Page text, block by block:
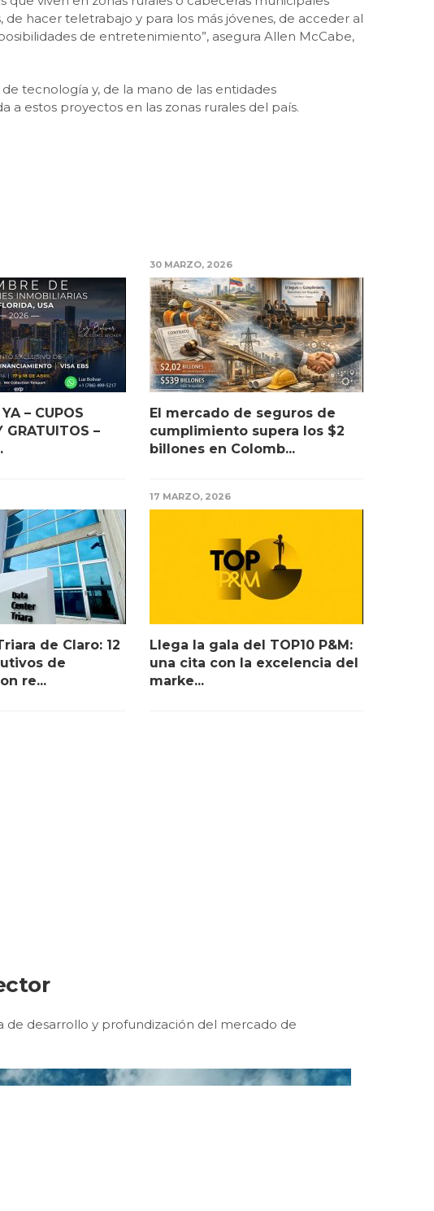
hacer teletrabajo y para los más jóvenes, de acceder al
de entretenimiento”, asegura Allen McCabe,
tecnología y, de la mano de las entidades
a estos proyectos en las zonas rurales del país.
– CUPOS
GRATUITOS –
30 MARZO, 2026
El mercado de seguros de
cumplimiento supera los $2
billones en Colomb...
de Claro: 12
de
re...
17 MARZO, 2026
Llega la gala del TOP10 P&M:
una cita con la excelencia del
marke...
desarrollo y profundización del mercado de